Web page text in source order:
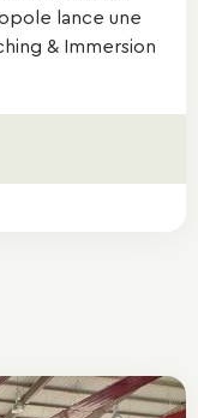
lance une
& Immersion